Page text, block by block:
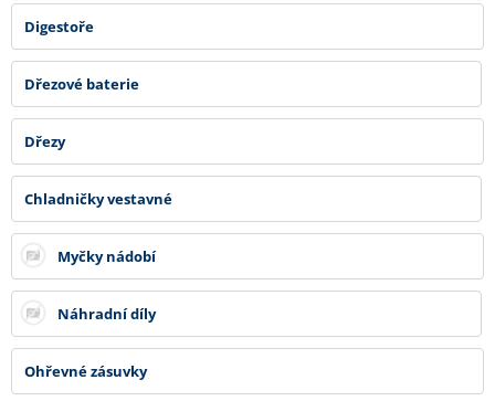
Digestoře
Dřezové baterie
Dřezy
Chladničky vestavné
Myčky nádobí
Náhradní díly
Ohřevné zásuvky